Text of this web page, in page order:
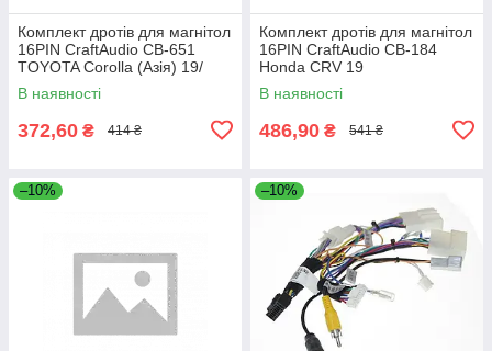
Комплект дротів для магнітол
16PIN CraftAudio CB-651
TOYOTA Corolla (Азія) 19/
RAV4 (Азія) 19
В наявності
372,60 ₴ 414 ₴
Комплект дротів для магнітол
16PIN CraftAudio CB-184
Honda CRV 19
В наявності
486,90 ₴ 541 ₴
–10% –10%